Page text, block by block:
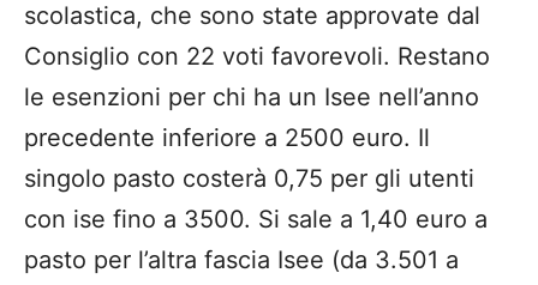
scolastica, che sono state approvate dal
Consiglio con 22 voti favorevoli. Restano
le esenzioni per chi ha un Isee nell’anno
precedente inferiore a 2500 euro. Il
singolo pasto costerà 0,75 per gli utenti
con ise fino a 3500. Si sale a 1,40 euro a
pasto per l’altra fascia Isee (da 3.501 a